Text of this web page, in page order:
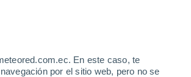
En este caso, te
por el sitio web, pero no se